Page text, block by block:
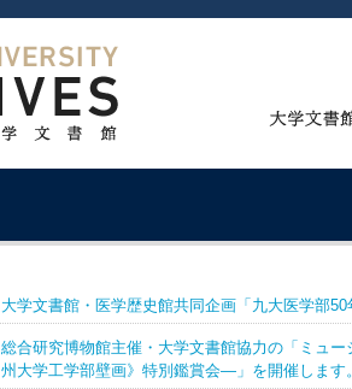
大学文書館・医学歴史館共同企画「九大医学部
総合研究博物館主催・大学文書館協力の「ミュ
州大学工学部壁画》特別鑑賞会―」を開催します。